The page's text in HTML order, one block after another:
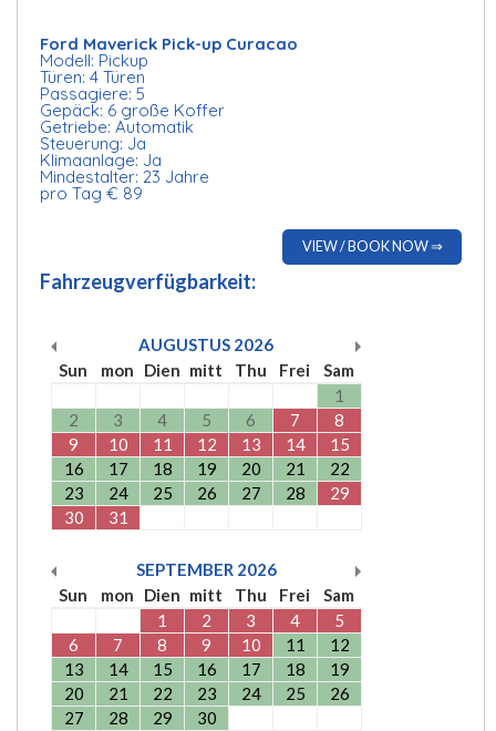
Ford Maverick Pick-up Curacao
Modell: Pickup
Türen: 4 Türen
Passagiere: 5
Gepäck: 6 große Koffer
Getriebe: Automatik
Steuerung: Ja
Klimaanlage: Ja
Mindestalter: 23 Jahre
pro Tag € 89
VIEW / BOOK NOW ⇒
Fahrzeugverfügbarkeit:
AUGUSTUS 2026
Sun
mon Dien mitt Thu Frei
Sam
1
2
3 4 5 6 7
8
9
10 11 12 13 14
15
16
17 18 19 20 21
22
23
24 25 26 27 28
29
30
31
SEPTEMBER 2026
Sun
mon Dien mitt Thu Frei
Sam
1
2 3 4
5
6
7 8 9 10 11
12
13
14 15 16 17 18
19
20
21 22 23 24 25
26
27
28 29 30